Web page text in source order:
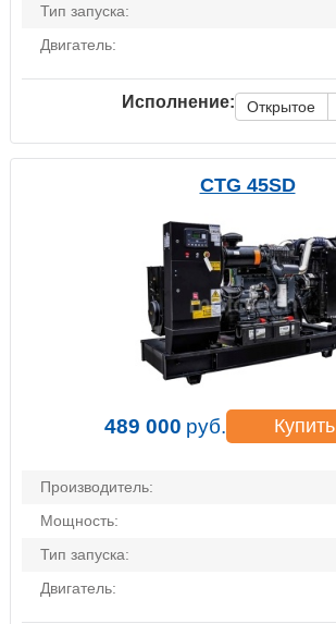
Тип запуска:
Двигатель:
Исполнение: Открытое
CTG 45SD
489 000 руб. Купить
Производитель:
Мощность:
Тип запуска:
Двигатель: